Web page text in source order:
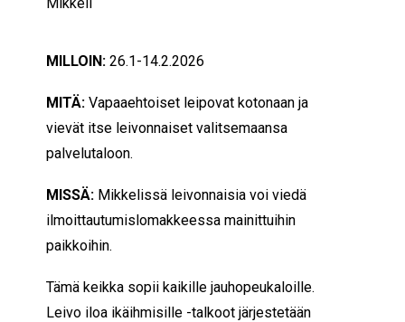
MILLOIN: 26.1-14.2.2026
MITÄ: Vapaaehtoiset leipovat kotonaan ja
vievät itse leivonnaiset valitsemaansa
palvelutaloon.
MISSÄ: Mikkelissä leivonnaisia voi viedä
ilmoittautumislomakkeessa mainittuihin
paikkoihin.
Tämä keikka sopii kaikille jauhopeukaloille.
Leivo iloa ikäihmisille -talkoot järjestetään